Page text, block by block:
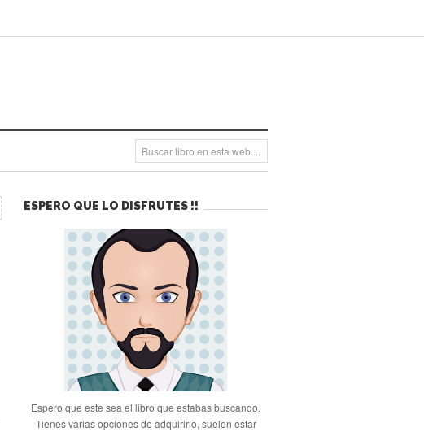
ESPERO QUE LO DISFRUTES !!
Espero que este sea el libro que estabas buscando.
Tienes varias opciones de adquirirlo, suelen estar